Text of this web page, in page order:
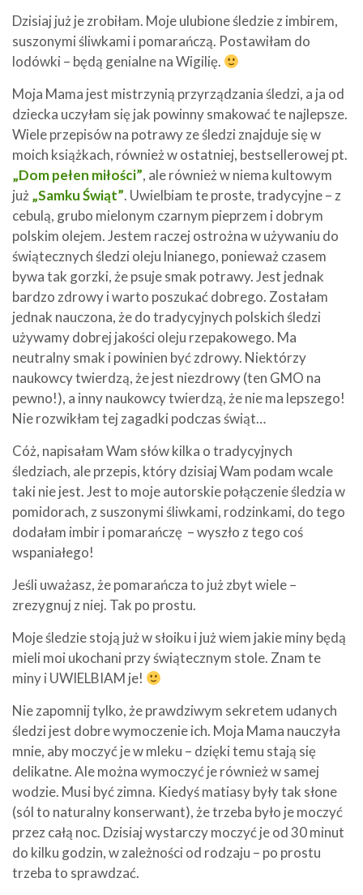
Dzisiaj już je zrobiłam. Moje ulubione śledzie z imbirem,
suszonymi śliwkami i pomarańczą. Postawiłam do
lodówki – będą genialne na Wigilię.
Moja Mama jest mistrzynią przyrządzania śledzi, a ja od
dziecka uczyłam się jak powinny smakować te najlepsze.
Wiele przepisów na potrawy ze śledzi znajduje się w
moich książkach, również w ostatniej, bestsellerowej pt.
„Dom pełen miłości”, ale również w niema kultowym
już„Samku Świąt”. Uwielbiam te proste, tradycyjne – z
cebulą, grubo mielonym czarnym pieprzem i dobrym
polskim olejem. Jestem raczej ostrożna w używaniu do
świątecznych śledzi oleju lnianego, ponieważ czasem
bywa tak gorzki, że psuje smak potrawy. Jest jednak
bardzo zdrowy i warto poszukać dobrego. Zostałam
jednak nauczona, że do tradycyjnych polskich śledzi
używamy dobrej jakości oleju rzepakowego. Ma
neutralny smak i powinien być zdrowy. Niektórzy
naukowcy twierdzą, że jest niezdrowy (ten GMO na
pewno!), a inny naukowcy twierdzą, że nie ma lepszego!
Nie rozwikłam tej zagadki podczas świąt…
Cóż, napisałam Wam słów kilka o tradycyjnych
śledziach, ale przepis, który dzisiaj Wam podam wcale
taki nie jest. Jest to moje autorskie połączenie śledzia w
pomidorach, z suszonymi śliwkami, rodzinkami, do tego
dodałam imbir i pomarańczę – wyszło z tego coś
wspaniałego!
Jeśli uważasz, że pomarańcza to już zbyt wiele –
zrezygnuj z niej. Tak po prostu.
Moje śledzie stoją już w słoiku i już wiem jakie miny będą
mieli moi ukochani przy świątecznym stole. Znam te
miny i UWIELBIAM je!
Nie zapomnij tylko, że prawdziwym sekretem udanych
śledzi jest dobre wymoczenie ich. Moja Mama nauczyła
mnie, aby moczyć je w mleku – dzięki temu stają się
delikatne. Ale można wymoczyć je również w samej
wodzie. Musi być zimna. Kiedyś matiasy były tak słone
(sól to naturalny konserwant), że trzeba było je moczyć
przez całą noc. Dzisiaj wystarczy moczyć je od 30 minut
do kilku godzin, w zależności od rodzaju – po prostu
trzeba to sprawdzać.